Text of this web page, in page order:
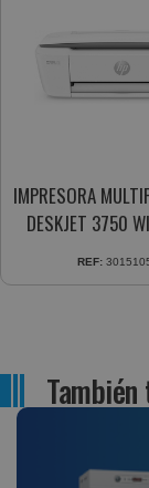
IMPRESORA
DESKJET 3750
8/5.5PPM 64MB
REF: